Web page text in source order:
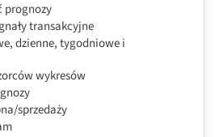
prognozy
transakcyjne
dzienne, tygodniowe i
wykresów
sprzedaży